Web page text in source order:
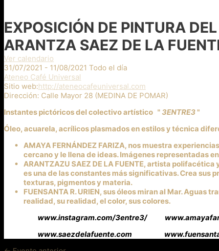
EXPOSICIÓN DE PINTURA
ARANTZA SAEZ DE LA
Ver calendario
31/07/2021 - 11/08/2021 Todo el día
Ateneo Café Universal
Sitio web:http://ateneocafeuniversal.com
Dirección: Calle Mayor 28 (MEDINA DE POMAR)
Instantes pictóricos del colectivo artístico " 3ENTRE3"
Óleo, acuarela, acrílicos plasmados en estilos y técnica
AMAYA FERNÁNDEZ FARIZA, nos muestra
cercano y le llena de ideas. Imágenes representadas
ARANTZAZU SAEZ DE LA FUENTE, artista
es una de las constantes más significativas. Crea sus
texturas, pigmentos y materia.
FUENSANTA R. URIEN, sus óleos miran al Mar.
realidad, su realidad, el color, sus colores.
www.instagram.com/3entre3/
www.saezdelafuente.com